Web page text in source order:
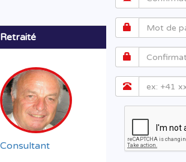
Retraité
Consultant